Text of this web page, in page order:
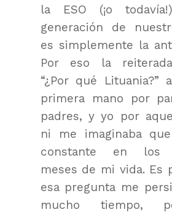
la ESO (¡o
generación de
es simplemente la
Por eso la
“¿Por qué Lituania?”
primera mano por
padres, y yo por
ni me imaginaba
constante en los
meses de mi vida. Es
esa pregunta me
mucho tiempo,